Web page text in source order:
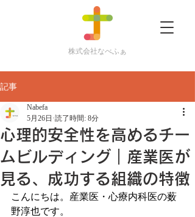
株式会社なべふぁ
記事
心理的安全性を高めるチー
ムビルディング｜産業医が
見る、成功する組織の特徴
Nabefa
5月26日 読了時間: 8分
こんにちは。産業医・心療内科医の薮
野淳也です。